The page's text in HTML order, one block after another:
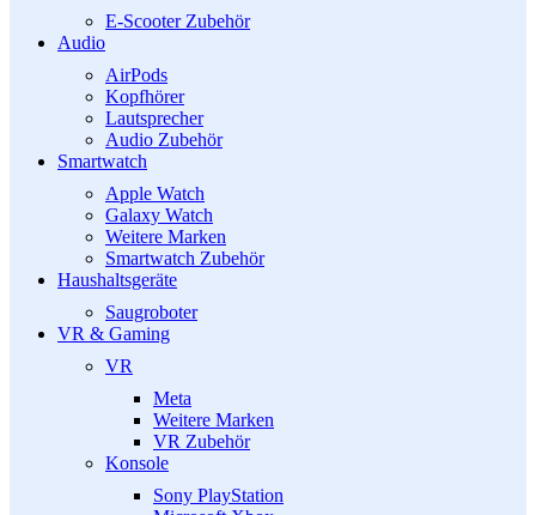
E-Scooter Zubehör
Audio
AirPods
Kopfhörer
Lautsprecher
Audio Zubehör
Smartwatch
Apple Watch
Galaxy Watch
Weitere Marken
Smartwatch Zubehör
Haushaltsgeräte
Saugroboter
VR & Gaming
VR
Meta
Weitere Marken
VR Zubehör
Konsole
Sony PlayStation